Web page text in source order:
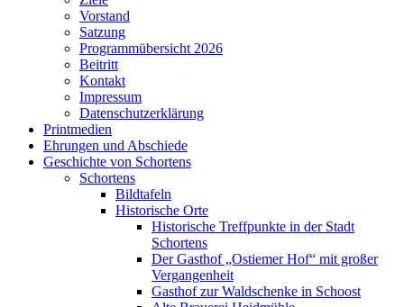
Vorstand
Satzung
Programmübersicht 2026
Beitritt
Kontakt
Impressum
Datenschutzerklärung
Printmedien
Ehrungen und Abschiede
Geschichte von Schortens
Schortens
Bildtafeln
Historische Orte
Historische Treffpunkte in der Stadt
Schortens
Der Gasthof „Ostiemer Hof“ mit großer
Vergangenheit
Gasthof zur Waldschenke in Schoost